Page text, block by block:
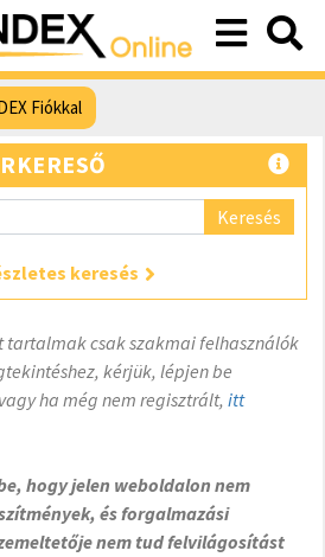
Fiókkal
Keresés
keresés
tartalmak csak szakmai felhasználók
kérjük, lépjen be
ha még nem regisztrált, itt
hogy jelen weboldalon nem
és forgalmazási
nem tud felvilágosítást